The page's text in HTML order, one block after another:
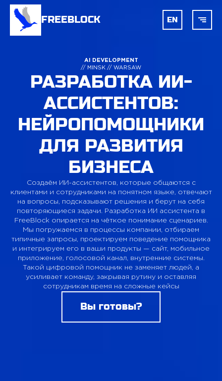
FREEBLOCK EN
ГЛАВНАЯ
БЛОКЧЕЙН
AI
РАЗРАБОТКА
УСЛУГИ
ПРОЕКТЫ
КОНТАКТЫ
О FREEBLOCK
БЛОГ
AI DEVELOPMENT
// MINSK // WARSAW
РАЗРАБОТКА ИИ-
АССИСТЕНТОВ:
НЕЙРОПОМОЩНИКИ
ДЛЯ РАЗВИТИЯ
БИЗНЕСА
Создаём ИИ-ассистентов, которые общаются с
клиентами и сотрудниками на понятном языке, отвечают
на вопросы, подсказывают решения и берут на себя
повторяющиеся задачи. Разработка ИИ ассистента в
FreeBlock опирается на чёткое понимание сценариев.
Мы погружаемся в процессы компании, отбираем
типичные запросы, проектируем поведение помощника
и интегрируем его в ваши продукты — сайт, мобильное
приложение, голосовой канал, внутренние системы.
Такой цифровой помощник не заменяет людей, а
усиливает команду, закрывая рутину и оставляя
сотрудникам время на сложные кейсы
Вы готовы?